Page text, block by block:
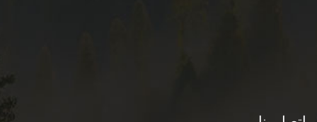
قرارات سريرية أفضلليست جميع الإسفنجات متساوية،